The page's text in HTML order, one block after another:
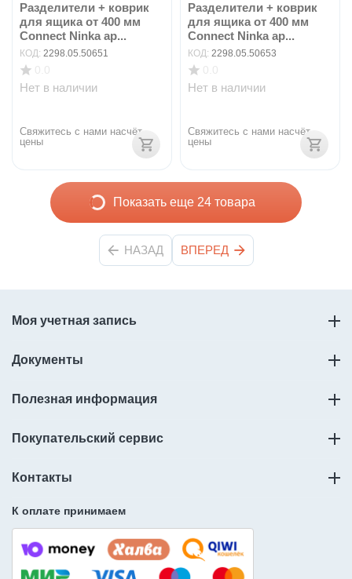
Разделители + коврик
для ящика от 400 мм
Connect Ninka ар...
КОД: 2298.05.50651
Нет в наличии
Свяжитесь с нами насчёт
цены
Разделители + коврик
для ящика от 400 мм
Connect Ninka ар...
КОД: 2298.05.50653
Нет в наличии
Свяжитесь с нами насчёт
цены
Показать еще 24 товара
НАЗАД ВПЕРЕД
Моя учетная запись
Документы
Полезная информация
Покупательский сервис
Контакты
К оплате принимаем